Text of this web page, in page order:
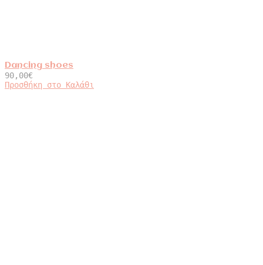
Dancing shoes
90,00€
Προσθήκη στο Καλάθι